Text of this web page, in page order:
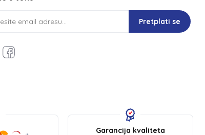
Pretplati se
Garancija kvaliteta